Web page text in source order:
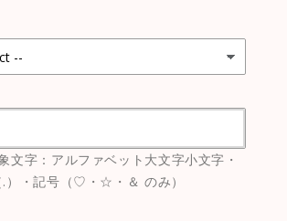
文字：アルファベット大文字小文字・
）・記号（♡・☆・＆ のみ）